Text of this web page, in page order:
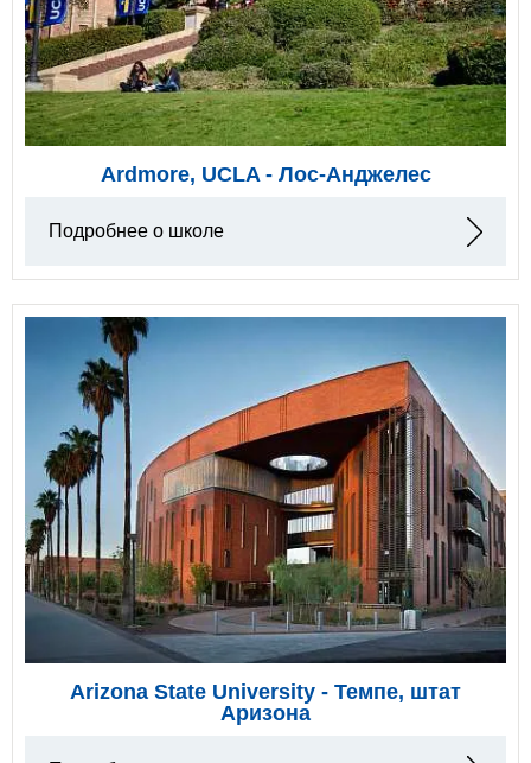
Ardmore, UCLA - Лос-Анджелес
Подробнее о школе
Arizona State University - Темпе, штат
Аризона